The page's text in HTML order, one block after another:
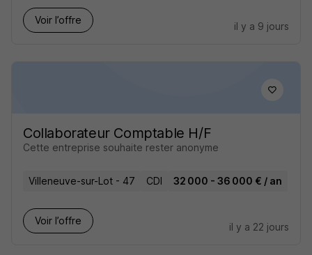
Voir l’offre
il y a 9 jours
Collaborateur Comptable H/F
Cette entreprise souhaite rester anonyme
Villeneuve-sur-Lot - 47 CDI 32 000 - 36 000 € / an
Voir l’offre
il y a 22 jours